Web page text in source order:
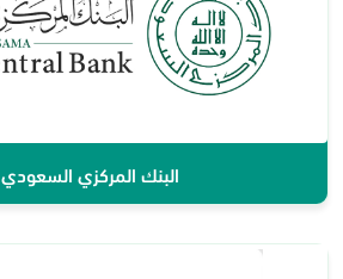
البنك المركزي السعودي